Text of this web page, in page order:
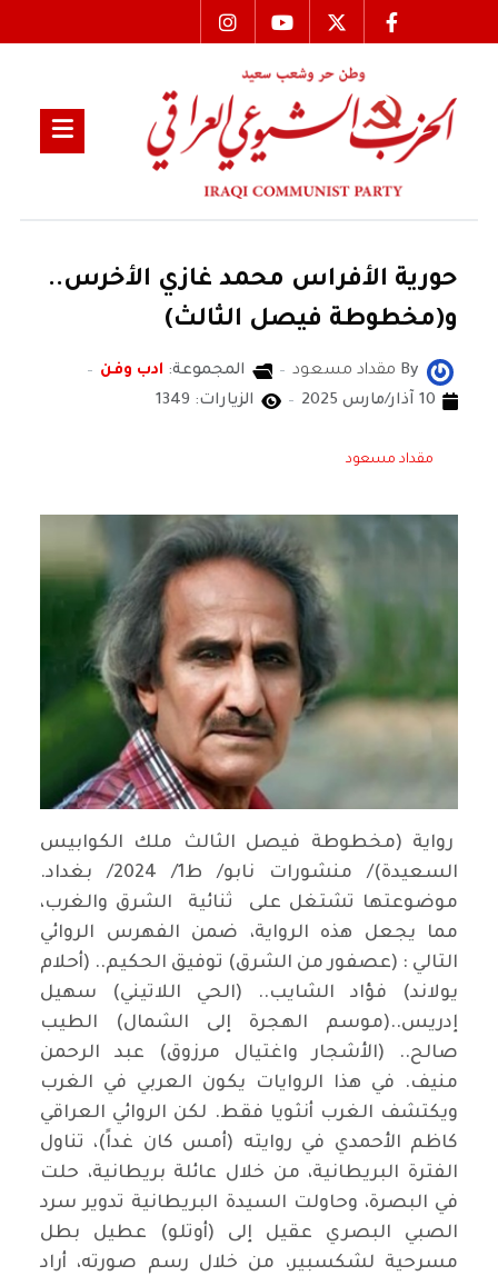
حورية الأفراس محمد غازي الأخرس..
و(مخطوطة فيصل الثالث)
By مقداد مسعود المجموعة: ادب وفن
10 آذار/مارس 2025
الزيارات: 1349
مقداد مسعود
رواية (مخطوطة فيصل الثالث ملك الكوابيس
السعيدة)/ منشورات نابو/ ط1/ 2024/ بغداد.
موضوعتها تشتغل على ثنائية الشرق والغرب،
مما يجعل هذه الرواية، ضمن الفهرس الروائي
التالي : (عصفور من الشرق) توفيق الحكيم.. (أحلام
يولاند) فؤاد الشايب.. (الحي اللاتيني) سهيل
إدريس..(موسم الهجرة إلى الشمال) الطيب
صالح.. (الأشجار واغتيال مرزوق) عبد الرحمن
منيف. في هذا الروايات يكون العربي في الغرب
ويكتشف الغرب أنثويا فقط. لكن الروائي العراقي
كاظم الأحمدي في روايته (أمس كان غداً)، تناول
الفترة البريطانية، من خلال عائلة بريطانية، حلت
في البصرة، وحاولت السيدة البريطانية تدوير سرد
الصبي البصري عقيل إلى (أوتلو) عطيل بطل
مسرحية لشكسبير، من خلال رسم صورته، أراد